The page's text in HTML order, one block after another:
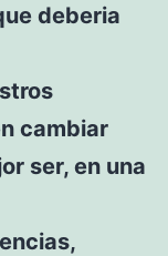
deberia
cambiar
ser, en una